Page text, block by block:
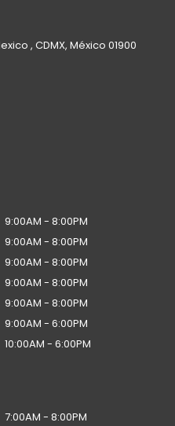
, CDMX, México 01900
9:00AM - 8:00PM
9:00AM - 8:00PM
9:00AM - 8:00PM
9:00AM - 8:00PM
9:00AM - 8:00PM
9:00AM - 6:00PM
10:00AM - 6:00PM
7:00AM - 8:00PM